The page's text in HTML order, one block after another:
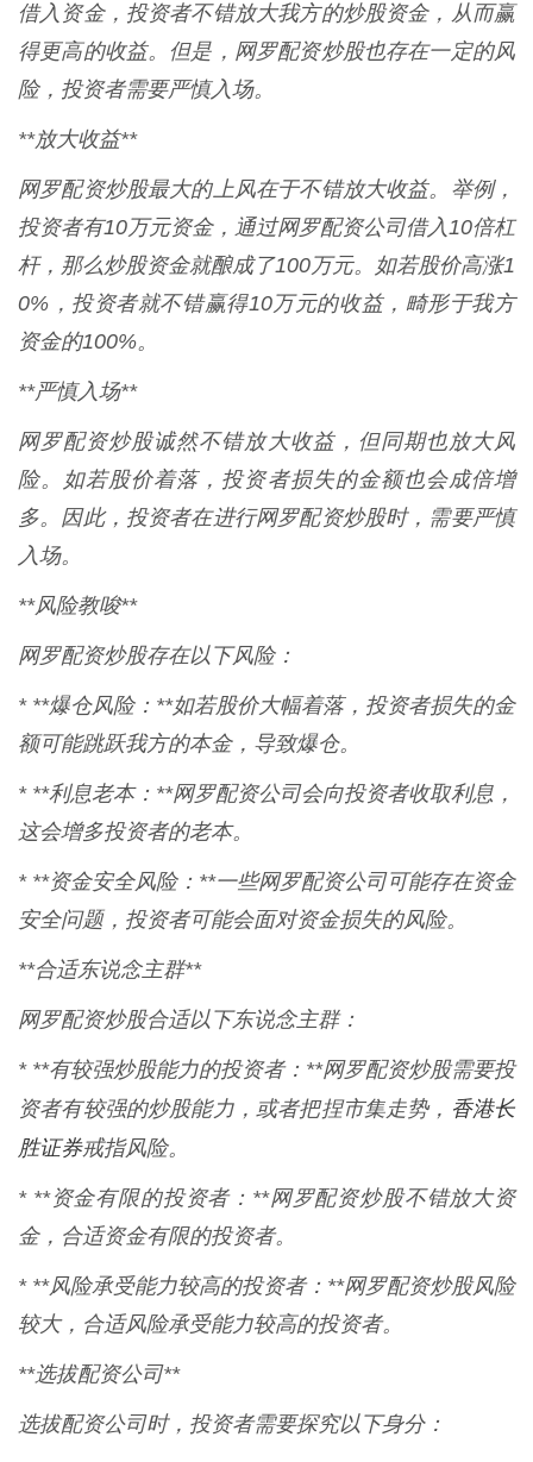
借入资金，投资者不错放大我方的炒股资金，从而赢
得更高的收益。但是，网罗配资炒股也存在一定的风
险，投资者需要严慎入场。
**放大收益**
网罗配资炒股最大的上风在于不错放大收益。举例，
投资者有10万元资金，通过网罗配资公司借入10倍杠
杆，那么炒股资金就酿成了100万元。如若股价高涨1
0%，投资者就不错赢得10万元的收益，畸形于我方
资金的100%。
**严慎入场**
网罗配资炒股诚然不错放大收益，但同期也放大风
险。如若股价着落，投资者损失的金额也会成倍增
多。因此，投资者在进行网罗配资炒股时，需要严慎
入场。
**风险教唆**
网罗配资炒股存在以下风险：
* **爆仓风险：**如若股价大幅着落，投资者损失的金
额可能跳跃我方的本金，导致爆仓。
* **利息老本：**网罗配资公司会向投资者收取利息，
这会增多投资者的老本。
* **资金安全风险：**一些网罗配资公司可能存在资金
安全问题，投资者可能会面对资金损失的风险。
**合适东说念主群**
网罗配资炒股合适以下东说念主群：
* **有较强炒股能力的投资者：**网罗配资炒股需要投
资者有较强的炒股能力，或者把捏市集走势， 香港长
胜证券戒指风险。
* **资金有限的投资者：**网罗配资炒股不错放大资
金，合适资金有限的投资者。
* **风险承受能力较高的投资者：**网罗配资炒股风险
较大，合适风险承受能力较高的投资者。
**选拔配资公司**
选拔配资公司时，投资者需要探究以下身分：